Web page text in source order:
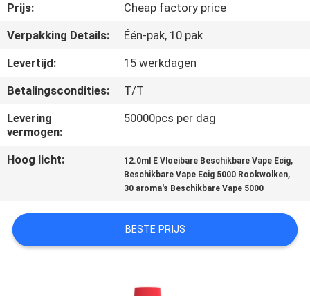
VERZOEK
OM
CITAAT
SITEMAP
POLICY
Prijs:
Cheap factory price
Verpakking Details:
Één-pak, 10 pak
Levertijd:
15 werkdagen
Betalingscondities:
T/T
Levering
vermogen:
50000pcs per dag
Hoog licht: 12.0ml E Vloeibare Beschikbare Vape Ecig,
Beschikbare Vape Ecig 5000 Rookwolken,
30 aroma's Beschikbare Vape 5000
BESTE PRIJS